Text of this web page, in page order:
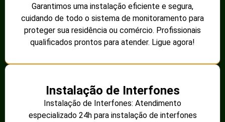
Garantimos uma instalação eficiente e segura,
cuidando de todo o sistema de monitoramento para
proteger sua residência ou comércio. Profissionais
qualificados prontos para atender. Ligue agora!
Instalação de Interfones
Instalação de Interfones: Atendimento
especializado 24h para instalação de interfones